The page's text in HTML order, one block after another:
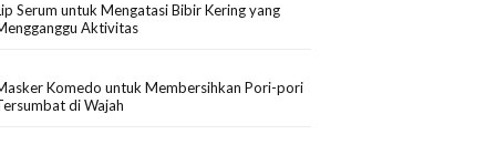
Serum untuk Mengatasi Bibir Kering yang
Aktivitas
Komedo untuk Membersihkan Pori-pori
di Wajah